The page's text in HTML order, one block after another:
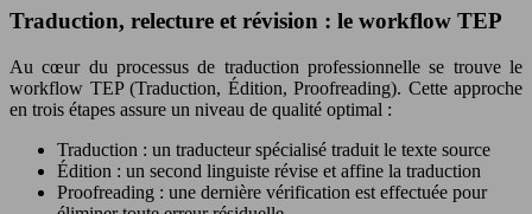
Traduction, relecture et révision : le workflow TEP
Au cœur du processus de traduction professionnelle se trouve le
workflow TEP (Traduction, Édition, Proofreading). Cette approche
en trois étapes assure un niveau de qualité optimal :
Traduction : un traducteur spécialisé traduit le texte source
Édition : un second linguiste révise et affine la traduction
Proofreading : une dernière vérification est effectuée pour